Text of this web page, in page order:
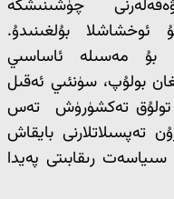
چۈشىنىشكە
ئوخشاشلا بۇلغىنىدۇ.
قارىشىچە، 2026-يىلى بۇ مەسىلە ئاساسىي
بولۇپ، سۈنئىي ئەقىل
تولۇق تەكشۈرۈش تەس
تەپسىلاتلارنى بايقاش
رىقابىتى پەيدا